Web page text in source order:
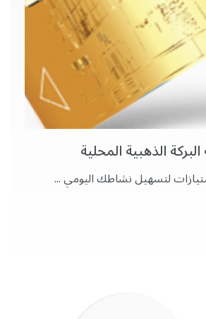
الذهبية المحلية
لتسهيل نشاطك اليومي ...